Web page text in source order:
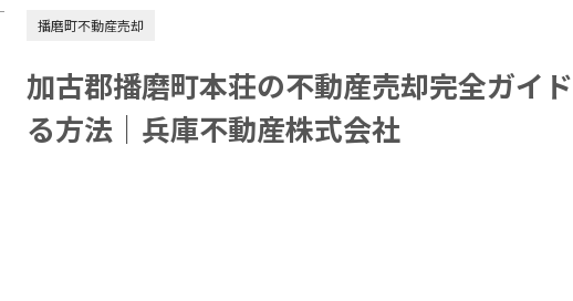
播磨町不動産売却
加古郡播磨町本荘の不動産売却完全ガイ
る方法｜兵庫不動産株式会社